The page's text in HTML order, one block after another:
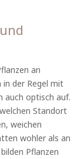
an
der Regel mit
auch optisch auf.
Standort
weichen
wohler als an
Pflanzen